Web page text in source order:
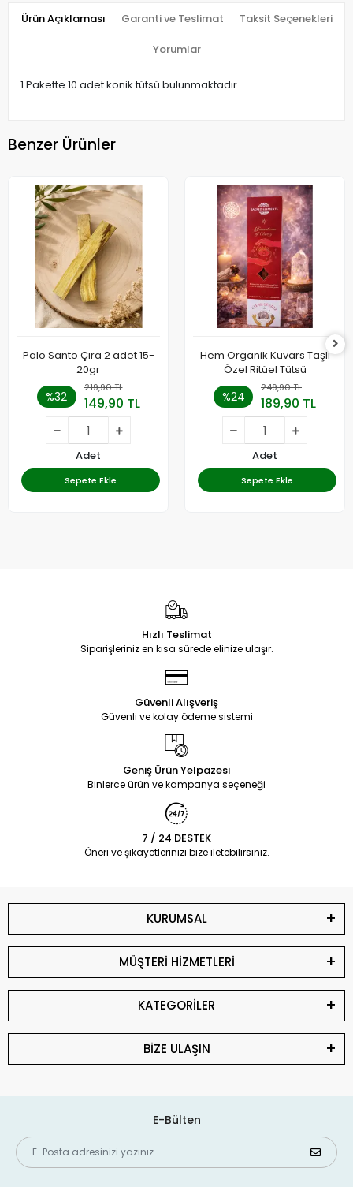
Ürün Açıklaması Garanti ve Teslimat Taksit Seçenekleri
Yorumlar
1 Pakette 10 adet konik tütsü bulunmaktadır
Benzer Ürünler
Palo Santo Çıra 2 adet 15-
20gr
%32
219,90 TL
149,90 TL
Adet
Sepete Ekle
Hem Organik Kuvars Taşlı
Özel Ritüel Tütsü
%24
249,90 TL
189,90 TL
Adet
Sepete Ekle
Hızlı Teslimat
Siparişleriniz en kısa sürede elinize ulaşır.
Güvenli Alışveriş
Güvenli ve kolay ödeme sistemi
Geniş Ürün Yelpazesi
Binlerce ürün ve kampanya seçeneği
7 / 24 DESTEK
Öneri ve şikayetlerinizi bize iletebilirsiniz.
KURUMSAL
MÜŞTERİ HİZMETLERİ
KATEGORİLER
BİZE ULAŞIN
E-Bülten